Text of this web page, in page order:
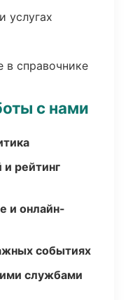
услугах
в справочнике
с нами
рейтинг
и онлайн-
событиях
службами